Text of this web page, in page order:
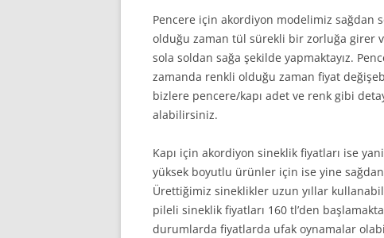
Pencere için akordiyon modelimiz sağdan
olduğu zaman tül sürekli bir zorluğa girer
sola soldan sağa şekilde yapmaktayız.
zamanda renkli olduğu zaman fiyat
bizlere pencere/kapı adet ve renk gibi
alabilirsiniz.
Kapı için akordiyon sineklik fiyatları ise
yüksek boyutlu ürünler için ise yine
Ürettiğimiz sineklikler uzun yıllar
pileli sineklik fiyatları 160 tl’den
durumlarda fiyatlarda ufak oynamalar